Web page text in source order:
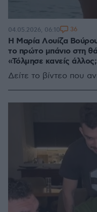
Η Μαρία Λουίζα Βούρου
το πρώτο μπάνιο στη
«Τόλμησε κανείς
Δείτε το βίντεο που
04.05.2026, 06:10 36